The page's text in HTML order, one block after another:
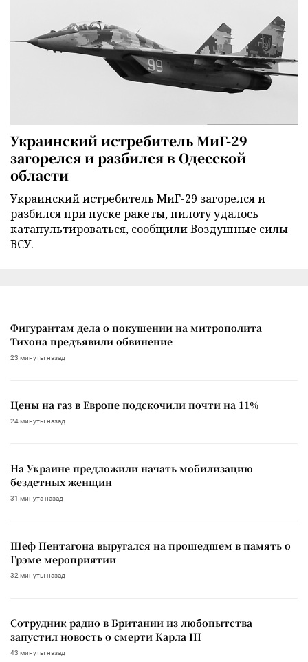
Украинский истребитель МиГ-29
загорелся и разбился в Одесской
области
Украинский истребитель МиГ-29 загорелся и
разбился при пуске ракеты, пилоту удалось
катапультироваться, сообщили Воздушные силы
ВСУ.
Фигурантам дела о покушении на митрополита
Тихона предъявили обвинение
23 минуты назад
Цены на газ в Европе подскочили почти на 11%
24 минуты назад
На Украине предложили начать мобилизацию
бездетных женщин
31 минута назад
Шеф Пентагона выругался на прошедшем в память о
Грэме мероприятии
32 минуты назад
Сотрудник радио в Британии из любопытства
запустил новость о смерти Карла III
43 минуты назад